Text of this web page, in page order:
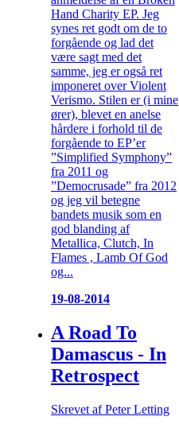
Hand Charity EP. Jeg
synes ret godt om de to
forgående og lad det
være sagt med det
samme, jeg er også ret
imponeret over Violent
Verismo. Stilen er (i mine
ører), blevet en anelse
hårdere i forhold til de
forgående to EP’er
”Simplified Symphony”
fra 2011 og
”Democrusade” fra 2012
og jeg vil betegne
bandets musik som en
god blanding af
Metallica, Clutch, In
Flames , Lamb Of God
og...
19-08-2014
A Road To
Damascus - In
Retrospect
Skrevet af Peter Letting